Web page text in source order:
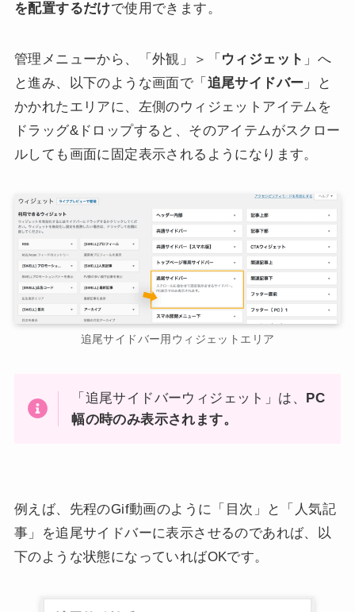
を配置するだけで使用できます。
管理メニューから、「外観」＞「 ウィジェット 」へ
と進み、以下のような画面で「 追尾サイドバー 」と
かかれたエリアに、左側のウィジェットアイテムを
ドラッグ&ドロップすると、そのアイテムがスクロー
ルしても画面に固定表示されるようになります。
追尾サイドバー用ウィジェットエリア
「追尾サイドバーウィジェット」は、 PC
幅の時のみ表示されます。
例えば、先程のGif動画のように「目次」と「人気記
事」を追尾サイドバーに表示させるのであれば、以
下のような状態になっていればOKです。